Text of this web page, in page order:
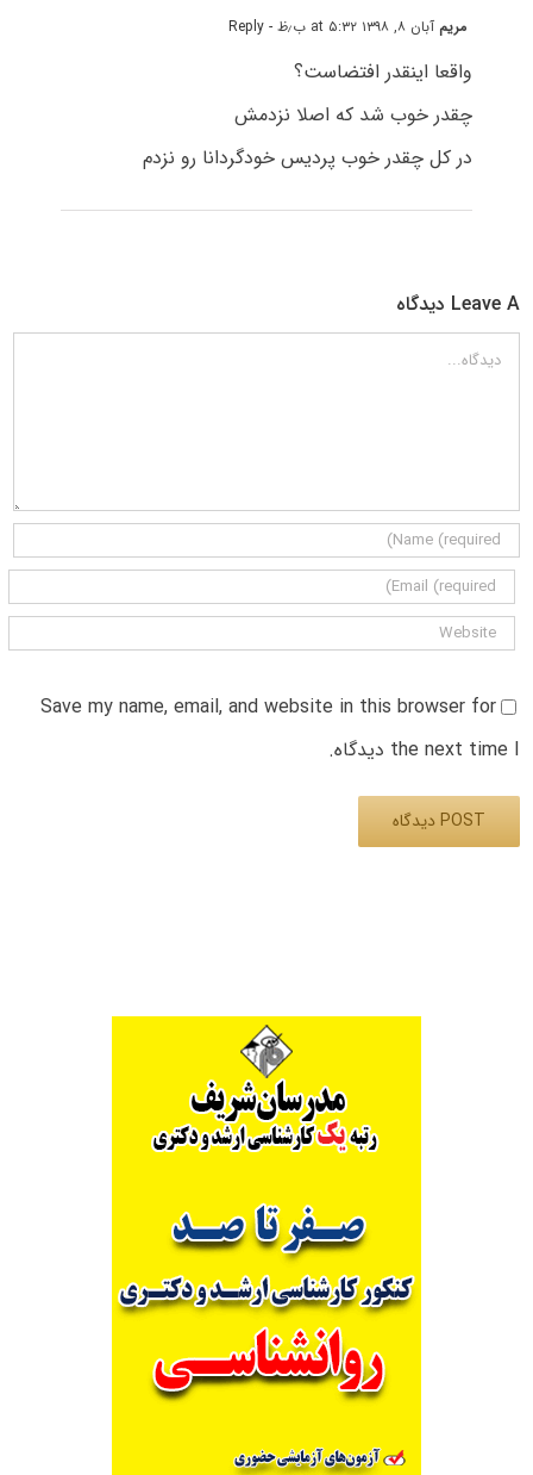
مریم آبان ۸, ۱۳۹۸ at ۵:۳۲ ب٫ظ - Reply
واقعا اینقدر افتضاست؟
چقدر خوب شد که اصلا نزدمش
در کل چقدر خوب پردیس خودگردانا رو نزدم
Leave A دیدگاه
دیدگاه
Save my name, email, and website in this browser for
the next time I دیدگاه.